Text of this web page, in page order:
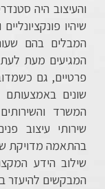
והעיצוב היה
שיהיו
המבלים בהם
המגיעים מעת
פרטיים, גם
שונים
המשרד
בהתאמה מדויקת
שילוב הידע
המבקשים להיעזר